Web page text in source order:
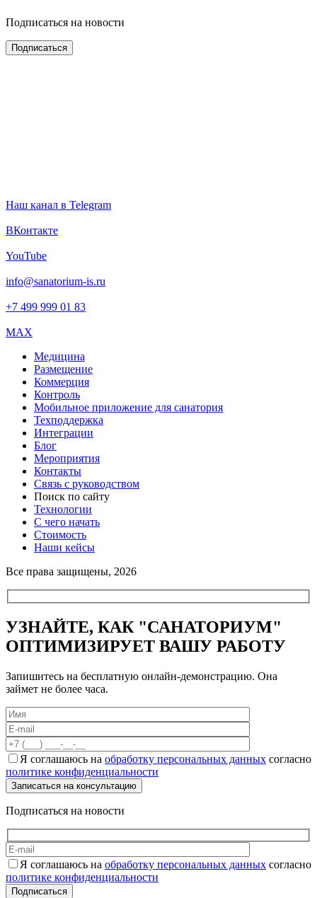
Подписаться на новости
Наш канал в Telegram
ВКонтакте
YouTube
info@sanatorium-is.ru
+7 499 999 01 83
MAX
Медицина
Размещение
Коммерция
Контроль
Мобильное приложение для санатория
Техподдержка
Интеграции
Блог
Мероприятия
Контакты
Связь с руководством
Поиск по сайту
Технологии
С чего начать
Стоимость
Наши кейсы
Все права защищены, 2026
УЗНАЙТЕ, КАК "САНАТОРИУМ"
ОПТИМИЗИРУЕТ ВАШУ РАБОТУ
Запишитесь на бесплатную онлайн-демонстрацию. Она
займет не более часа.
Я соглашаюсь на обработку персональных данных согласно
политике конфиденциальности
Подписаться на новости
Я соглашаюсь на обработку персональных данных согласно
политике конфиденциальности
Подписаться